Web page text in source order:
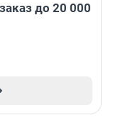
до 20 000